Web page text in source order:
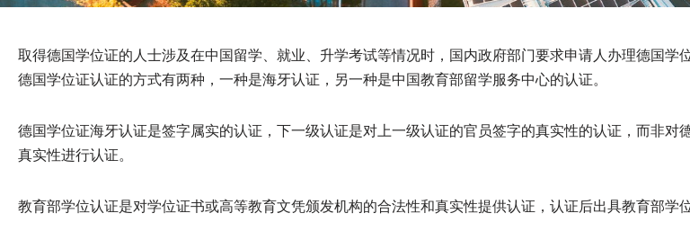
取得德国学位证的人士涉及在中国留学、就业、升学考试等情况时，国内政府部门要求申请人办理德国学
德国学位证认证的方式有两种，一种是海牙认证，另一种是中国教育部留学服务中心的认证。
德国学位证海牙认证是签字属实的认证，下一级认证是对上一级认证的官员签字的真实性的认证，而非对
真实性进行认证。
教育部学位认证是对学位证书或高等教育文凭颁发机构的合法性和真实性提供认证，认证后出具教育部学